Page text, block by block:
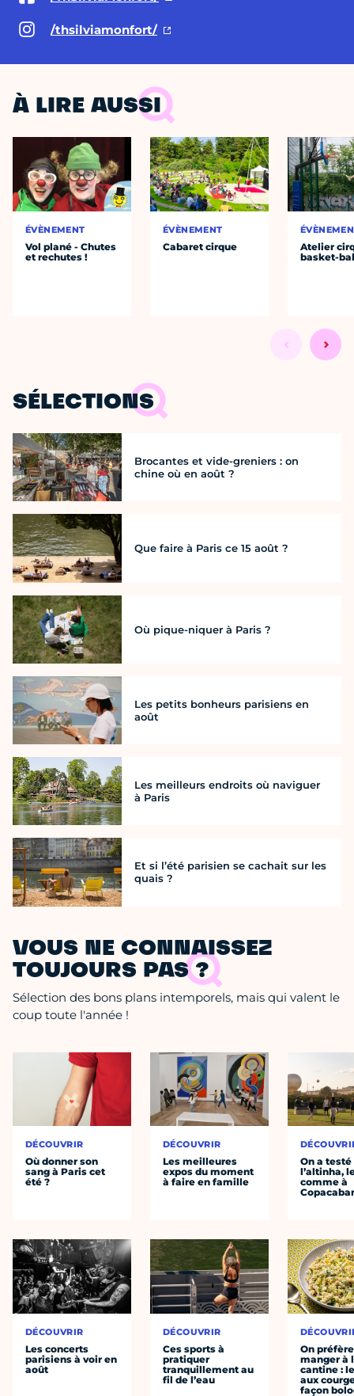
/thsilviamonfort/
À LIRE AUSSI
ÉVÈNEMENT
Vol plané - Chutes
et rechutes !
ÉVÈNEMENT
Cabaret cirque
Atelier
basket-
SÉLECTIONS
Brocantes et vide-greniers : on
chine où en août ?
Que faire à Paris ce 15 août ?
Où pique-niquer à Paris ?
Les petits bonheurs parisiens en
août
Les meilleurs endroits où naviguer
à Paris
Et si l’été parisien se cachait sur les
quais ?
VOUS NE CONNAISSEZ
TOUJOURS PAS ?
Sélection des bons plans intemporels, mais qui valent le
coup toute l'année !
DÉCOUVRIR
Où donner son
sang à Paris cet
été ?
DÉCOUVRIR
Les concerts
parisiens à voir en
août
DÉCOUVRIR
Les meilleures
expos du moment
à faire en famille
DÉCOUVRIR
Ces sports à
pratiquer
tranquillement au
fil de l’eau
On a testé
l’altinha,
comme à
On préfère
manger à
cantine :
aux
façon